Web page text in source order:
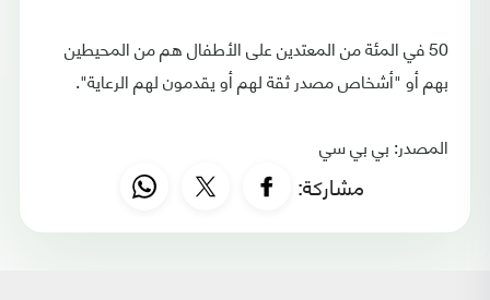
50 في المئة من المعتدين على الأطفال هم من المحيطين
بهم أو "أشخاص مصدر ثقة لهم أو يقدمون لهم الرعاية".
المصدر: بي بي سي
مشاركة: